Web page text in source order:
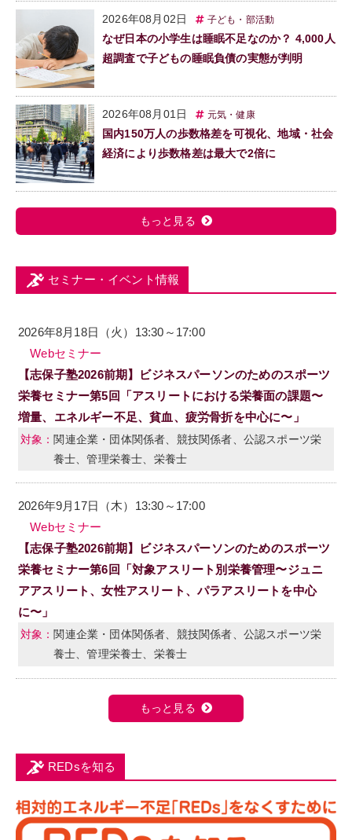
2026年08月02日 子ども・部活動
なぜ日本の小学生は睡眠不足なのか？ 4,000人
超調査で子どもの睡眠負債の実態が判明
2026年08月01日 元気・健康
国内150万人の歩数格差を可視化、地域・社会
経済により歩数格差は最大で2倍に
もっと見る
セミナー・イベント情報
2026年8月18日（火）13:30～17:00
Webセミナー
【志保子塾2026前期】ビジネスパーソンのためのスポーツ
栄養セミナー第5回「アスリートにおける栄養面の課題〜
増量、エネルギー不足、貧血、疲労骨折を中心に〜」
関連企業・団体関係者、競技関係者、公認スポーツ栄
養士、管理栄養士、栄養士
2026年9月17日（木）13:30～17:00
Webセミナー
【志保子塾2026前期】ビジネスパーソンのためのスポーツ
栄養セミナー第6回「対象アスリート別栄養管理〜ジュニ
アアスリート、女性アスリート、パラアスリートを中心
に〜」
関連企業・団体関係者、競技関係者、公認スポーツ栄
養士、管理栄養士、栄養士
もっと見る
REDsを知る